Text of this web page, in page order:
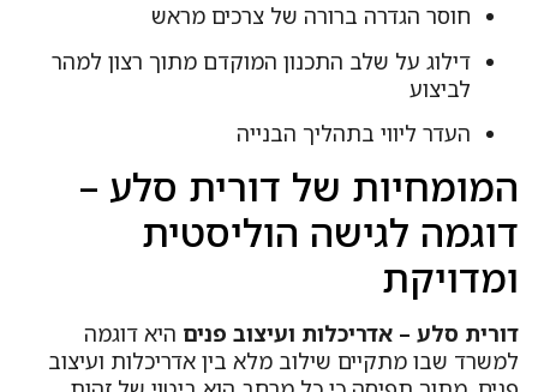
חוסר הגדרה ברורה של צרכים מראש
דילוג על שלב התכנון המוקדם מתוך רצון למהר
לביצוע
העדר ליווי בתהליך הבנייה
של דורית סלע –
לגישה הוליסטית
סלע – אדריכלות ועיצוב פניםהיא דוגמה
שבו מתקיים שילוב מלא בין אדריכלות ועיצוב